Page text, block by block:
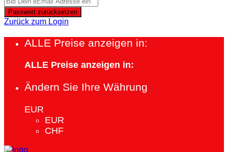
Passwort zurücksetzen
Zurück zum Login
ALLE Preise anzeigen in:
ALLE Preise anzeigen in:
Ändern Sie Ihre Währung
EUR
EUR
CHF